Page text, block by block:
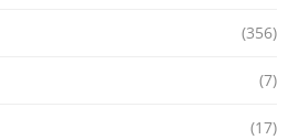
(356)
(7)
(17)